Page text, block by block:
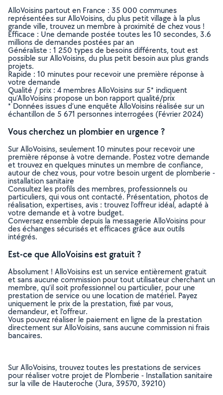
AlloVoisins partout en France : 35 000 communes
représentées sur AlloVoisins, du plus petit village à la plus
grande ville, trouvez un membre à proximité de chez vous !
Efficace : Une demande postée toutes les 10 secondes, 3.6
millions de demandes postées par an
Généraliste : 1 250 types de besoins différents, tout est
possible sur AlloVoisins, du plus petit besoin aux plus grands
projets.
Rapide : 10 minutes pour recevoir une première réponse à
votre demande
Qualité / prix : 4 membres AlloVoisins sur 5* indiquent
qu’AlloVoisins propose un bon rapport qualité/prix
* Données issues d’une enquête AlloVoisins réalisée sur un
échantillon de 5 671 personnes interrogées (Février 2024)
Vous cherchez un plombier en urgence ?
Sur AlloVoisins, seulement 10 minutes pour recevoir une
première réponse à votre demande. Postez votre demande
et trouvez en quelques minutes un membre de confiance,
autour de chez vous, pour votre besoin urgent de plomberie -
installation sanitaire
Consultez les profils des membres, professionnels ou
particuliers, qui vous ont contacté. Présentation, photos de
réalisation, expertises, avis : trouvez l'offreur idéal, adapté à
votre demande et à votre budget.
Conversez ensemble depuis la messagerie AlloVoisins pour
des échanges sécurisés et efficaces grâce aux outils
intégrés.
Est-ce que AlloVoisins est gratuit ?
Absolument ! AlloVoisins est un service entièrement gratuit
et sans aucune commission pour tout utilisateur cherchant un
membre, qu’il soit professionnel ou particulier, pour une
prestation de service ou une location de matériel. Payez
uniquement le prix de la prestation, fixé par vous,
demandeur, et l’offreur.
Vous pouvez réaliser le paiement en ligne de la prestation
directement sur AlloVoisins, sans aucune commission ni frais
bancaires.
Sur AlloVoisins, trouvez toutes les prestations de services
pour réaliser votre projet de Plomberie - Installation sanitaire
sur la ville de Hauteroche (Jura, 39570, 39210)